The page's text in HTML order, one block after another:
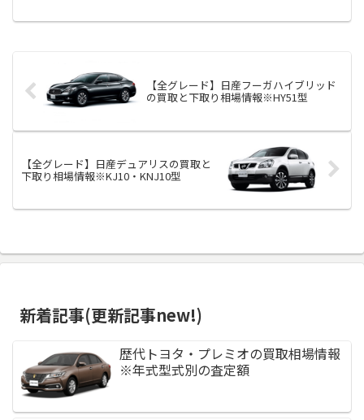
【全グレード】日産フーガハイブリッド
の買取と下取り相場情報※HY51型
【全グレード】日産デュアリスの買取と
下取り相場情報※KJ10・KNJ10型
新着記事(更新記事new!)
歴代トヨタ・プレミオの買取相場情報
※年式型式別の査定額